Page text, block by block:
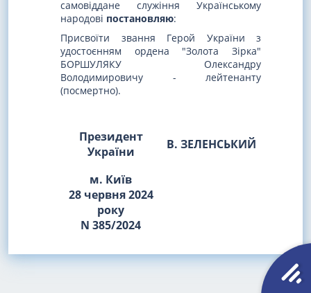
самовіддане служіння Українському
народові постановляю:
Присвоїти звання Герой України з
удостоєнням ордена "Золота Зірка"
БОРШУЛЯКУ Олександру
Володимировичу - лейтенанту
(посмертно).
Президент
України
В. ЗЕЛЕНСЬКИЙ
м. Київ
28 червня 2024
року
N 385/2024